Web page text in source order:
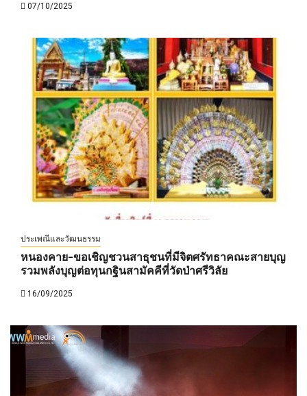
07/10/2025
ประเพณีและวัฒนธรรม
หนองคาย-ขอเชิญชวนสาธุชนที่มีจิตศรัทธาคณะสายบุญ
รวมพลังบุญต่อทุนกฐินสามัคคีที่วัดป่าศรีวิลัย
16/09/2025